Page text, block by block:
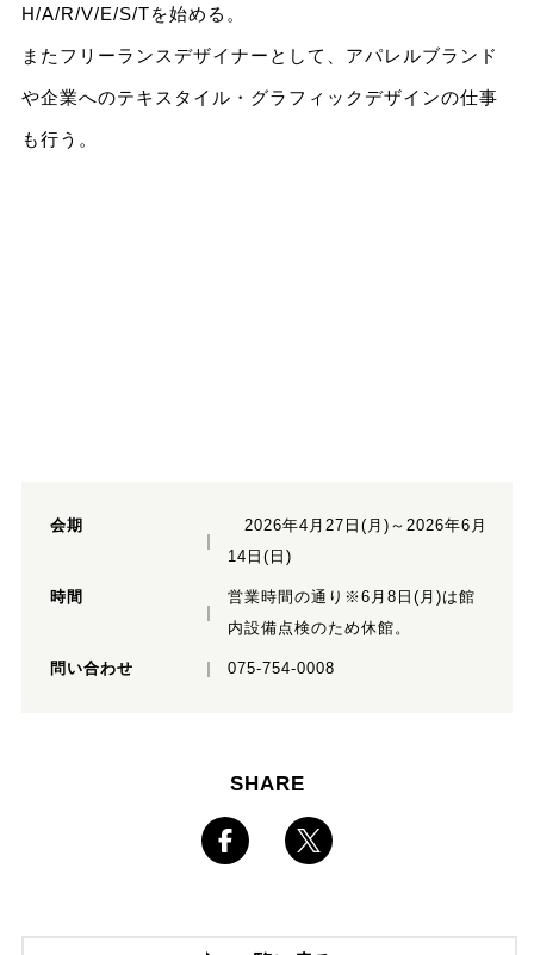
H/A/R/V/E/S/Tを始める。
またフリーランスデザイナーとして、アパレルブランド
や企業へのテキスタイル・グラフィックデザインの仕事
も行う。
会期
2026年4月27日(月)～2026年6月
14日(日)
時間
営業時間の通り※6月8日(月)は館
内設備点検のため休館。
問い合わせ 075-754-0008
SHARE